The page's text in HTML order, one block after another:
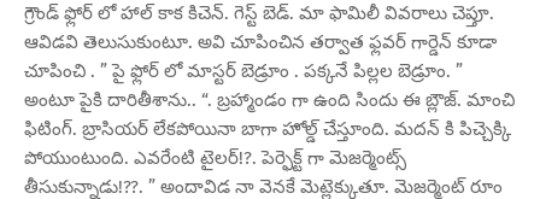
గ్రౌండ్ ఫ్లోర్ లో హాల్ కాక కిచెన్. గెస్ట్ బెడ్. మా ఫామిలీ వివరాలు చెప్తూ.
ఆవిడవి తెలుసుకుంటూ. అవి చూపించిన తర్వాత ఫ్లవర్ గార్డెన్ కూడా
చూపించి . ” పై ఫ్లోర్ లో మాస్టర్ బెడ్రూం . పక్కనే పిల్లల బెడ్రూం. ”
అంటూ పైకి దారితీశాను.. “. బ్రహ్మాండం గా ఉంది సిందు ఈ బ్లౌజ్. మాంచి
ఫిటింగ్. బ్రాసియర్ లేకపోయినా బాగా హోల్డ్ చేస్తూంది. మదన్ కి పిచ్చెక్కి
పోయుంటుంది. ఎవరేంటి టైలర్!?. పెర్ఫెక్ట్ గా మెజర్మెంట్స్
తీసుకున్నాడు!??. ” అందావిడ నా వెనకే మెట్లెక్కుతూ. మెజర్మెంట్ రూం